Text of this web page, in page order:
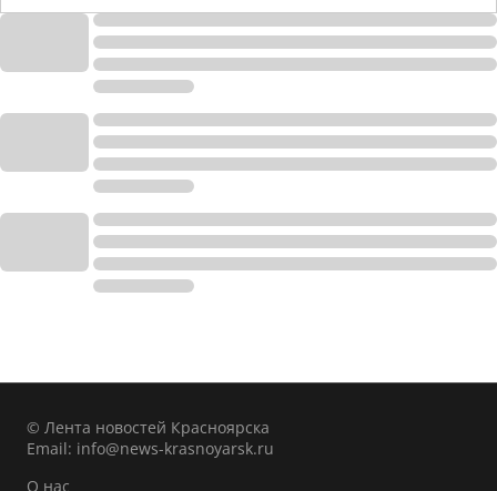
© Лента новостей Красноярска
Email: info@news-krasnoyarsk.ru
О нас